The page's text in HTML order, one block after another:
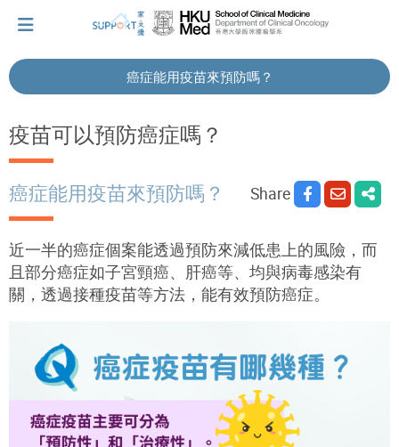
Let's walk together
Cherish every moment; love every day.
Let's take a break!
Tips and Resources
疫苗可以預防癌症嗎？
癌症能用疫苗來預防嗎？
Share
癌症能用疫苗來預防嗎？
近一半的癌症個案能透過預防來減低患上的風險，而
且部分癌症如子宮頸癌、肝癌等、均與病毒感染有
關，透過接種疫苗等方法，能有效預防癌症。